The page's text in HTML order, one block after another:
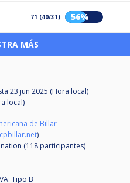
71 (40/31) 56%
MÁS
23 jun 2025 (Hora local)
local)
de Billar
)
(118 participantes)
Tipo B